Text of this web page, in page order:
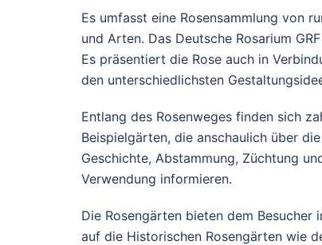
Es umfasst eine Rosensammlung von
und Arten. Das Deutsche Rosarium
Es präsentiert die Rose auch in
den unterschiedlichsten
Entlang des Rosenweges finden sich
Beispielgärten, die anschaulich über
Geschichte, Abstammung, Züchtung
Verwendung informieren.
Die Rosengärten bieten dem Besucher
auf die Historischen Rosengärten wie